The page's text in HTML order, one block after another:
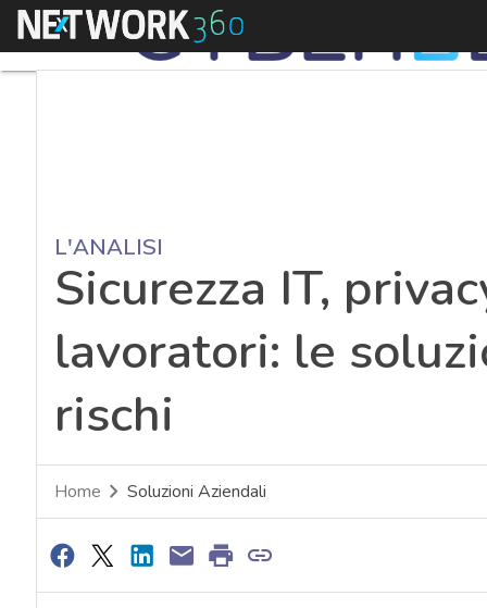
Menu
L'ANALISI
Sicurezza IT,
lavoratori: le
rischi
Home Soluzioni Aziendali